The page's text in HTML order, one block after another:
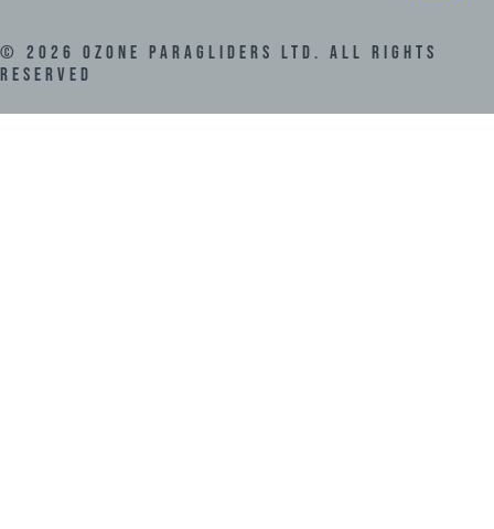
© 2026 Ozone Paragliders LTD. All Rights
Reserved